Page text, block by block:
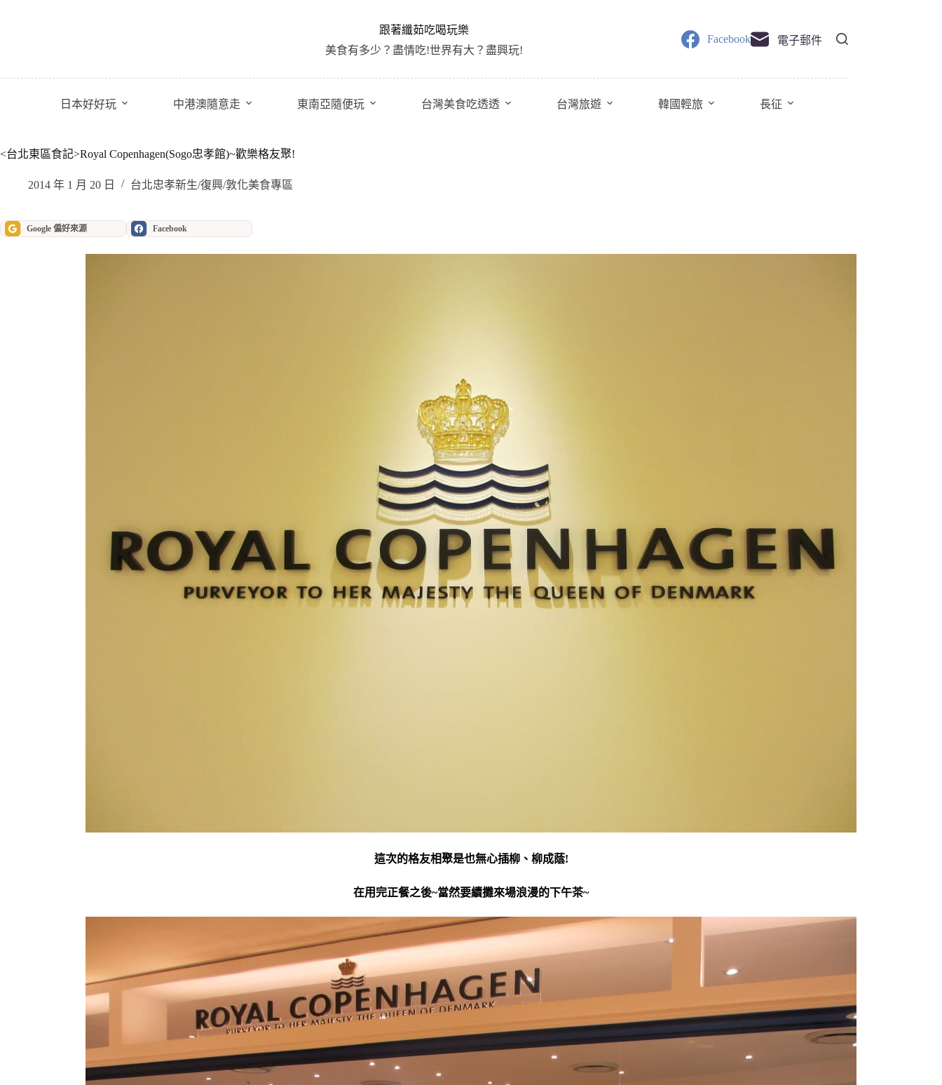
內
跟著纖茹吃喝玩樂
美食有多少？盡情吃!世界有大？盡興玩!
Facebook 電子郵件
日本好好玩 中港澳隨意走 東南亞隨便玩 台灣美食吃透透 台灣旅遊 韓國輕旅 長征
<台北東區食記>Royal Copenhagen(Sogo忠孝館)~歡樂格友聚!
2014 年 1 月 20 日 台北忠孝新生/復興/敦化美食專區
Google 偏好來源 Facebook
這次的格友相聚是也無心插柳、柳成蔭!
在用完正餐之後~當然要續攤來場浪漫的下午茶~